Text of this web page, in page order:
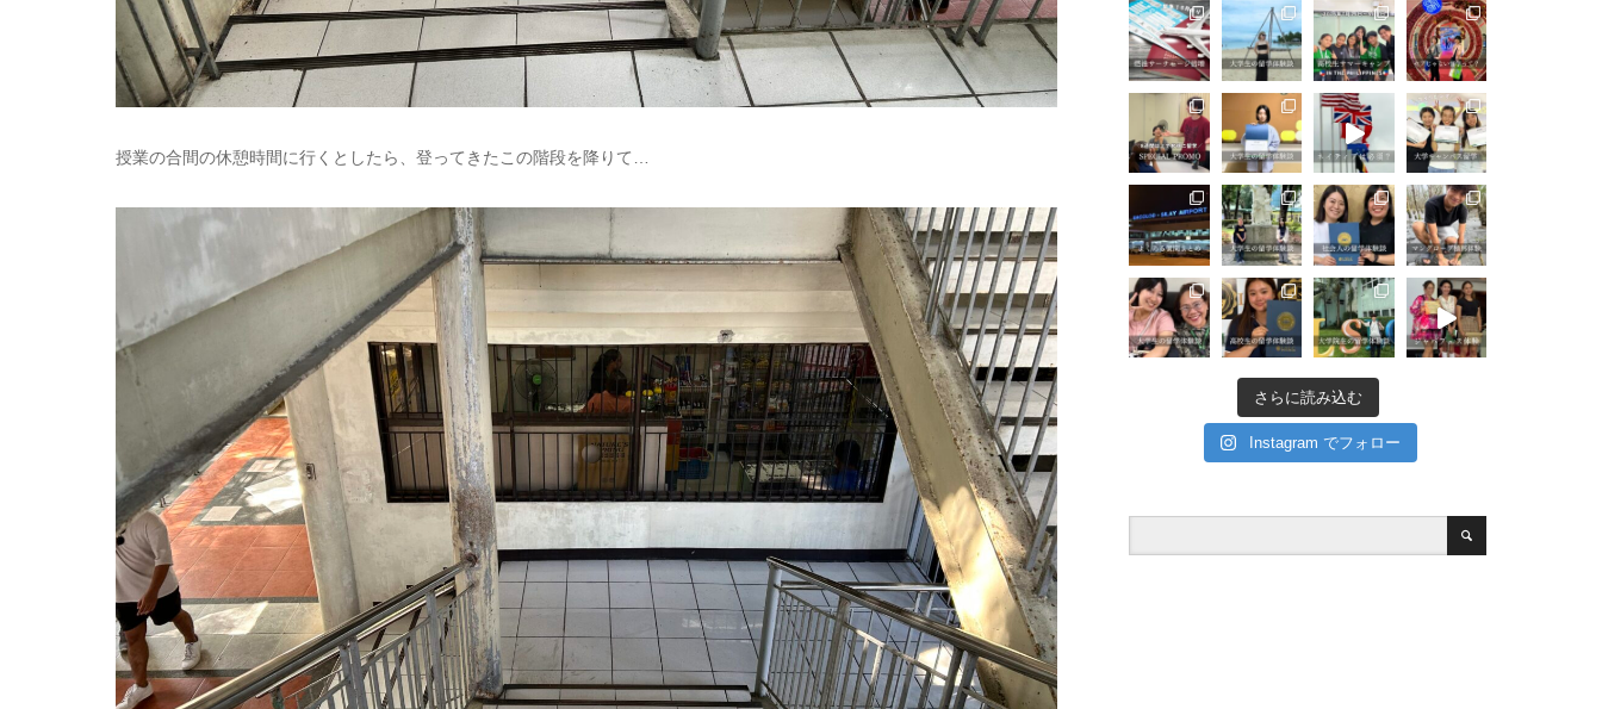
授業の合間の休憩時間に行くとしたら、登ってきたこの階段を降りて…
さらに読み込む
Instagram でフォロー